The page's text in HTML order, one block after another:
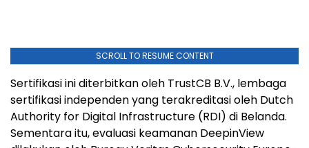
SCROLL TO RESUME CONTENT
Sertifikasi ini diterbitkan oleh TrustCB B.V., lembaga
sertifikasi independen yang terakreditasi oleh Dutch
Authority for Digital Infrastructure (RDI) di Belanda.
Sementara itu, evaluasi keamanan DeepinView